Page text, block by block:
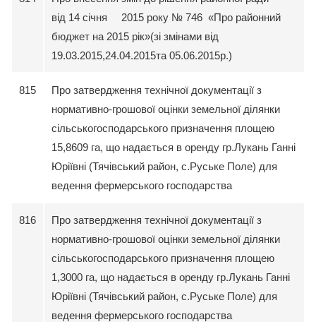
від 14 cічня 2015 року № 746 «Про районний
бюджет на 2015 рік»(зі змінами від
19.03.2015,24.04.2015та 05.06.2015р.)
815
Про затвердження технічної документації з
нормативно-грошової оцінки земельної ділянки
сільськогосподарського призначення площею
15,8609 га, що надається в оренду гр.Лукань Ганні
Юріївні (Тячівський район, с.Руське Поле) для
ведення фермерського господарства
816
Про затвердження технічної документації з
нормативно-грошової оцінки земельної ділянки
сільськогосподарського призначення площею
1,3000 га, що надається в оренду гр.Лукань Ганні
Юріївні (Тячівський район, с.Руське Поле) для
ведення фермерського господарства